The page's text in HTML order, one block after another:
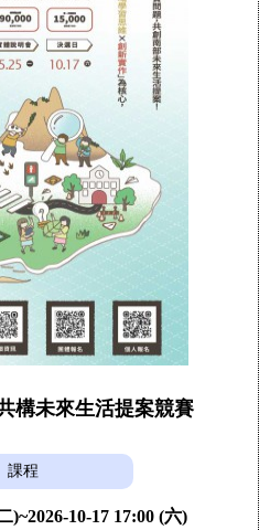
構未來生活提案競賽
課程
)~2026-10-17 17:00 (六)